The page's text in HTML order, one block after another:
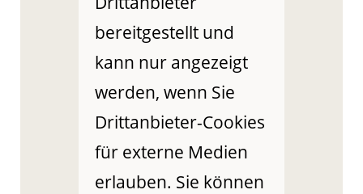
bereitgestellt und
kann nur angezeigt
werden, wenn Sie
Drittanbieter-Cookies
für externe Medien
erlauben. Sie können